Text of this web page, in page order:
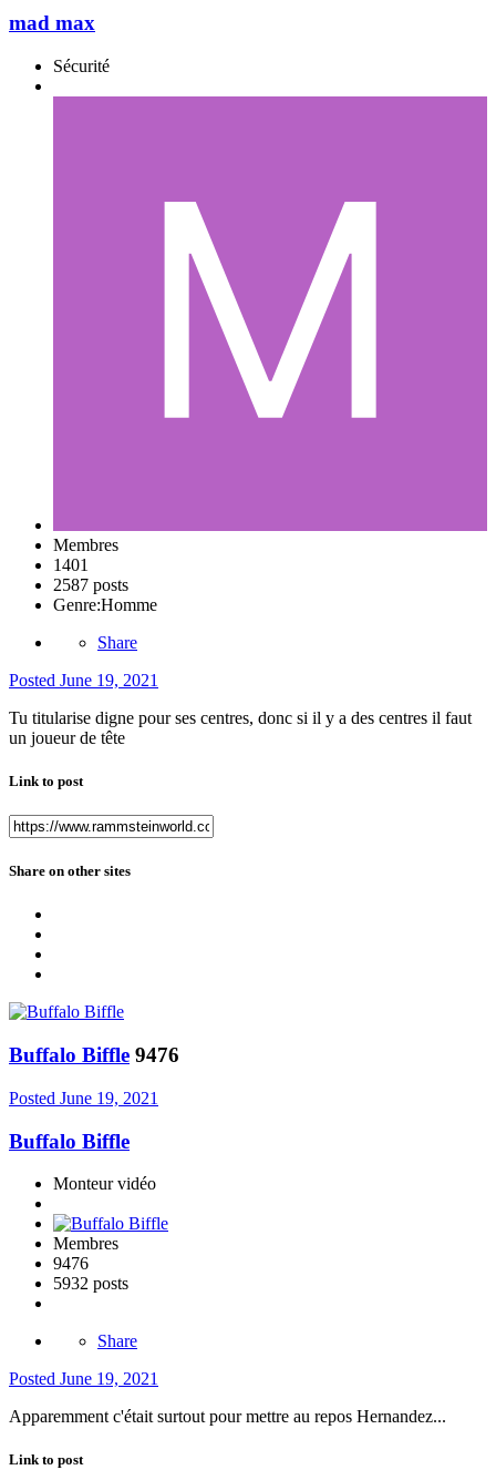
mad max
Sécurité
Membres
1401
2587 posts
Genre:Homme
Share
Posted June 19, 2021
Tu titularise digne pour ses centres, donc si il y a des centres il faut
un joueur de tête
Link to post
Share on other sites
Buffalo Biffle 9476
Posted June 19, 2021
Buffalo Biffle
Monteur vidéo
Membres
9476
5932 posts
Share
Posted June 19, 2021
Apparemment c'était surtout pour mettre au repos Hernandez...
Link to post